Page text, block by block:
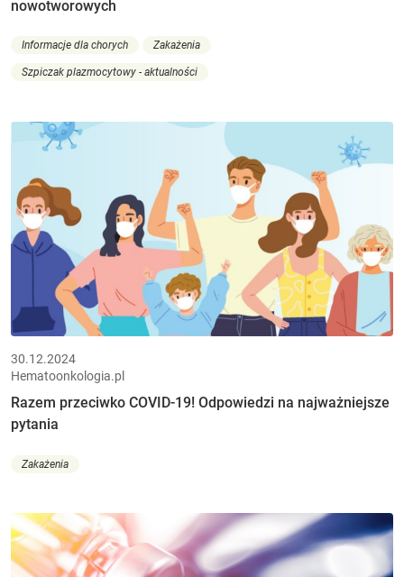
nowotworowych
Informacje dla chorych Zakażenia
Szpiczak plazmocytowy - aktualności
30.12.2024
Hematoonkologia.pl
Razem przeciwko COVID-19! Odpowiedzi na najważniejsze
pytania
Zakażenia